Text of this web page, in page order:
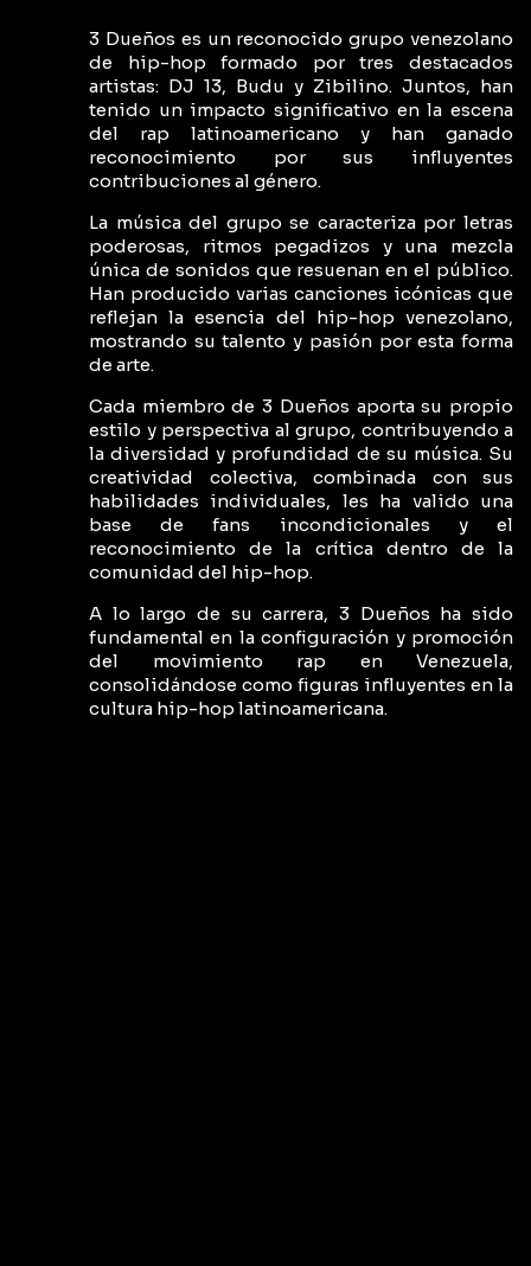
3 Dueños es un reconocido grupo venezolano
de hip-hop formado por tres destacados
artistas: DJ 13, Budu y Zibilino. Juntos, han
tenido un impacto significativo en la escena
del rap latinoamericano y han ganado
reconocimiento por sus influyentes
contribuciones al género.
La música del grupo se caracteriza por letras
poderosas, ritmos pegadizos y una mezcla
única de sonidos que resuenan en el público.
Han producido varias canciones icónicas que
reflejan la esencia del hip-hop venezolano,
mostrando su talento y pasión por esta forma
de arte.
Cada miembro de 3 Dueños aporta su propio
estilo y perspectiva al grupo, contribuyendo a
la diversidad y profundidad de su música. Su
creatividad colectiva, combinada con sus
habilidades individuales, les ha valido una
base de fans incondicionales y el
reconocimiento de la crítica dentro de la
comunidad del hip-hop.
A lo largo de su carrera, 3 Dueños ha sido
fundamental en la configuración y promoción
del movimiento rap en Venezuela,
consolidándose como figuras influyentes en la
cultura hip-hop latinoamericana.